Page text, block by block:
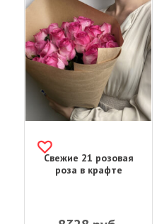
Свежие 21 розовая
роза в крафте